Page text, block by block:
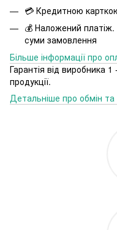
💳 Кредитною
💰 Наложений платіж.
суми замовлення
Більше інформації про
Гарантія від виробника 1
продукції.
Детальніше про обмін